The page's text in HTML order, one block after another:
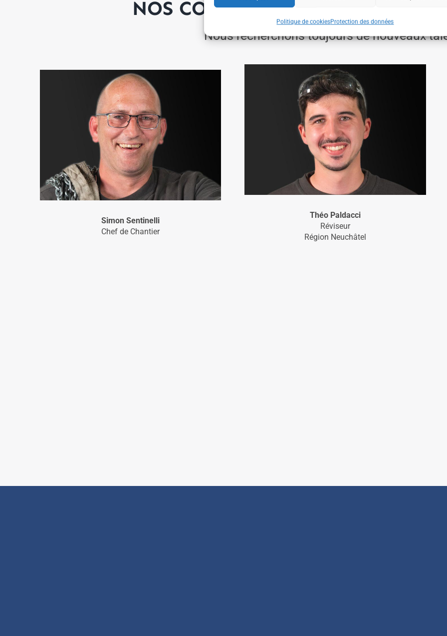
Politique de cookiesProtection des données
NOS COLLABORATEURS ONT
Nous recherchons toujours de nouveaux
Simon Sentinelli
Chef de Chantier
Théo Paldacci
Réviseur
Région Neuchâtel